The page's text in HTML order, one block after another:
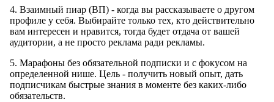
4. Взаимный пиар (ВП) - когда вы рассказываете о другом
профиле у себя. Выбирайте только тех, кто действительно
вам интересен и нравится, тогда будет отдача от вашей
аудитории, а не просто реклама ради рекламы.
5. Марафоны без обязательной подписки и с фокусом на
определенной нише. Цель - получить новый опыт, дать
подписчикам быстрые знания в моменте без каких-либо
обязательств.